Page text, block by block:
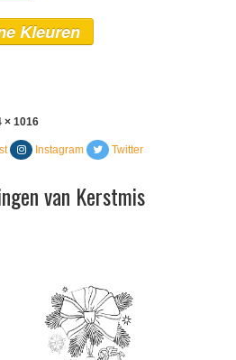
Kleuren
× 1016
Instagram Twitter
van Kerstmis